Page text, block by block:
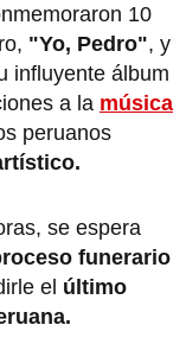
10
"Yo, Pedro", y
influyente álbum
a la música
peruanos
se espera
funerario
el último